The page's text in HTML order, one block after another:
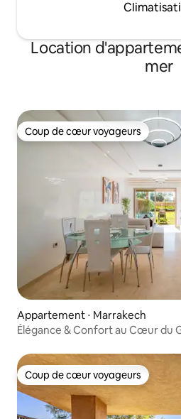
Location
mer
Coup de cœur voyageurs
Coup de cœur voyageurs
Appartement ⋅ Marrakech
Élégance & Confort au Cœur du
Coup de cœur voyageurs
Coup de cœur voyageurs